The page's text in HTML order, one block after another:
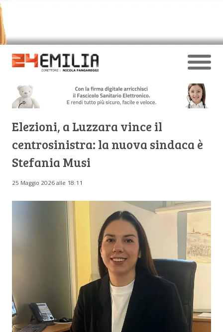
Elezioni, a Luzzara vince il
centrosinistra: la nuova sindaca è
Stefania Musi
25 Maggio 2026 alle 18:11